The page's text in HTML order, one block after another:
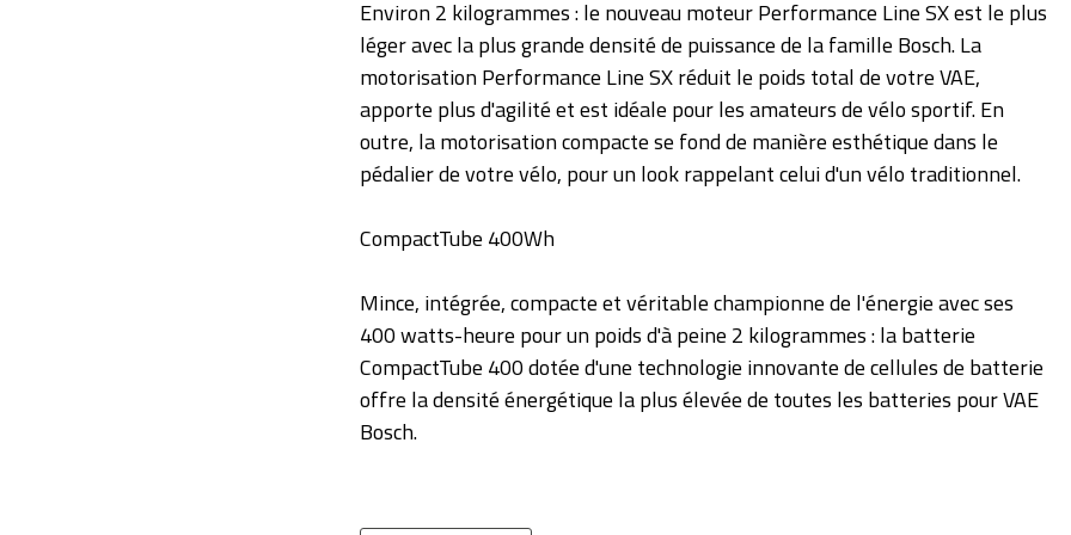
Environ 2 kilogrammes : le nouveau moteur Performance Line SX est le plus
léger avec la plus grande densité de puissance de la famille Bosch. La
motorisation Performance Line SX réduit le poids total de votre VAE,
apporte plus d'agilité et est idéale pour les amateurs de vélo sportif. En
outre, la motorisation compacte se fond de manière esthétique dans le
pédalier de votre vélo, pour un look rappelant celui d'un vélo traditionnel.
CompactTube 400Wh
Mince, intégrée, compacte et véritable championne de l'énergie avec ses
400 watts-heure pour un poids d'à peine 2 kilogrammes : la batterie
CompactTube 400 dotée d'une technologie innovante de cellules de batterie
offre la densité énergétique la plus élevée de toutes les batteries pour VAE
Bosch.